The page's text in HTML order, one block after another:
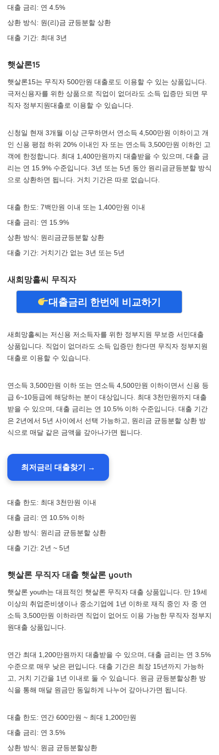
대출 금리: 연 4.5%
상환 방식: 원(리)금 균등분할 상환
대출 기간: 최대 3년
햇살론15
햇살론15는 무직자 500만원 대출로도 이용할 수 있는 상품입니다.
극저신용자를 위한 상품으로 직업이 없더라도 소득 입증만 되면 무
직자 정부지원대출로 이용할 수 있습니다.
신청일 현재 3개월 이상 근무하면서 연소득 4,500만원 이하이고 개
인 신용 평점 하위 20% 이내인 자 또는 연소득 3,500만원 이하인 고
객에 한정합니다. 최대 1,400만원까지 대출받을 수 있으며, 대출 금
리는 연 15.9% 수준입니다. 3년 또는 5년 동안 원리금균등분할 방식
으로 상환하면 됩니다. 거치 기간은 따로 없습니다.
대출 한도: 7백만원 이내 또는 1,400만원 이내
대출 금리: 연 15.9%
상환 방식: 원리금균등분할 상환
대출 기간: 거치기간 없는 3년 또는 5년
새희망홀씨 무직자
대출금리 한번에 비교하기
새희망홀씨는 저신용 저소득자를 위한 정부지원 무보증 서민대출
상품입니다. 직업이 없더라도 소득 입증만 한다면 무직자 정부지원
대출로 이용할 수 있습니다.
연소득 3,500만원 이하 또는 연소득 4,500만원 이하이면서 신용 등
급 6~10등급에 해당하는 분이 대상입니다. 최대 3천만원까지 대출
받을 수 있으며, 대출 금리는 연 10.5% 이하 수준입니다. 대출 기간
은 2년에서 5년 사이에서 선택 가능하고, 원리금 균등분할 상환 방
식으로 매달 같은 금액을 갚아나가면 됩니다.
최저금리 대출찾기 →
대출 한도: 최대 3천만원 이내
대출 금리: 연 10.5% 이하
상환 방식: 원리금 균등분할 상환
대출 기간: 2년 ~ 5년
햇살론 무직자 대출 햇살론 youth
햇살론 youth는 대표적인 햇살론 무직자 대출 상품입니다. 만 19세
이상의 취업준비생이나 중소기업에 1년 이하로 재직 중인 자 중 연
소득 3,500만원 이하라면 직업이 없어도 이용 가능한 무직자 정부지
원대출 상품입니다.
연간 최대 1,200만원까지 대출받을 수 있으며, 대출 금리는 연 3.5%
수준으로 매우 낮은 편입니다. 대출 기간은 최장 15년까지 가능하
고, 거치 기간을 1년 이내로 둘 수 있습니다. 원금 균등분할상환 방
식을 통해 매달 원금만 동일하게 나누어 갚아나가면 됩니다.
대출 한도: 연간 600만원 ~ 최대 1,200만원
대출 금리: 연 3.5%
상환 방식: 원금 균등분할상환